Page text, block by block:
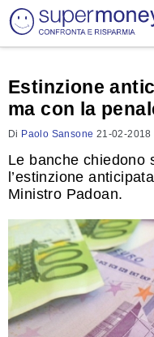
Estinzione
ma con la
Di Paolo Sansone 21-02-2018
Le banche chiedono
l’estinzione
Ministro Padoan.